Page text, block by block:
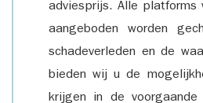
adviesprijs. Alle platforms
aangeboden worden
schadeverleden en de
bieden wij u de
krijgen in de